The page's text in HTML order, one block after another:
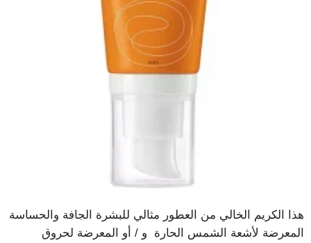
هذا الكريم الخالي من العطور مثالي للبشرة الجافة والحساسة
المعرضة لأشعة الشمس الحارة و / أو المعرضة لحروق